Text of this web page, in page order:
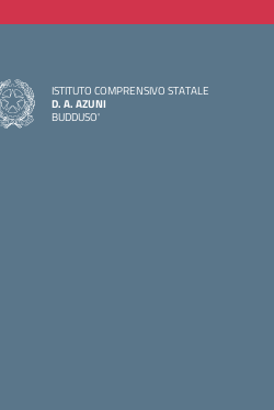
ISTITUTO COMPRENSIVO STATALE
D. A. AZUNI
BUDDUSO'